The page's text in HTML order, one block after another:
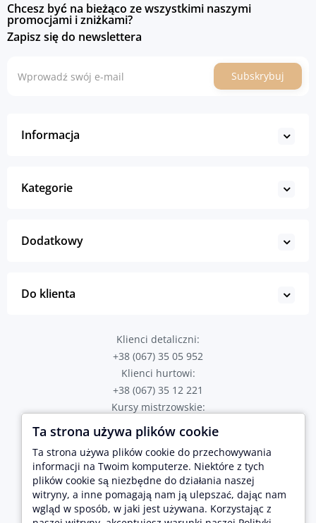
Chcesz być na bieżąco ze wszystkimi naszymi
promocjami i zniżkami?
Zapisz się do newslettera
Subskrybuj
Informacja
Kategorie
Dodatkowy
Do klienta
Klienci detaliczni:
+38 (067) 35 05 952
Klienci hurtowi:
+38 (067) 35 12 221
Kursy mistrzowskie:
+38 (067) 82 43 723
Poproś o połączenie
Adres sklepu:
Tarnopol, ul. Hetmana Sahaidachnogo 2
Lwów, ul. Brativ Rohatyntsiv 17
Ta strona używa plików cookie
Ta strona używa plików cookie do przechowywania
informacji na Twoim komputerze. Niektóre z tych
plików cookie są niezbędne do działania naszej
witryny, a inne pomagają nam ją ulepszać, dając nam
wgląd w sposób, w jaki jest używana. Korzystając z